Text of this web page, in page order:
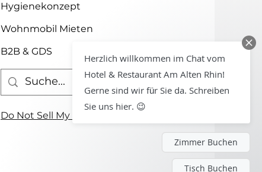
Hygienekonzept
Wohnmobil Mieten
B2B & GDS
Do Not Sell My Personal Information
Herzlich willkommen im Chat vom
Hotel & Restaurant Am Alten Rhin!
Gerne sind wir für Sie da. Schreiben
Sie uns hier. 😉
Zimmer Buchen
Tisch Buchen